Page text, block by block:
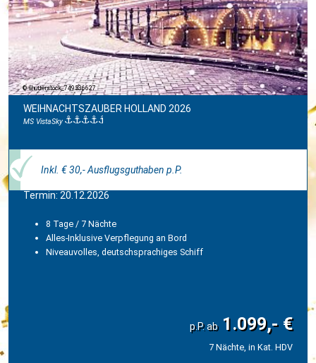
shutterstock_749536627
WEIHNACHTSZAUBER HOLLAND 2026
MS VistaSky
Inkl. € 30,- Ausflugsguthaben p.P.
Termin: 20.12.2026
8 Tage / 7 Nächte
Alles-Inklusive Verpflegung an Bord
Niveauvolles, deutschsprachiges Schiff
1.099,- €
7 Nächte, in Kat. HDV